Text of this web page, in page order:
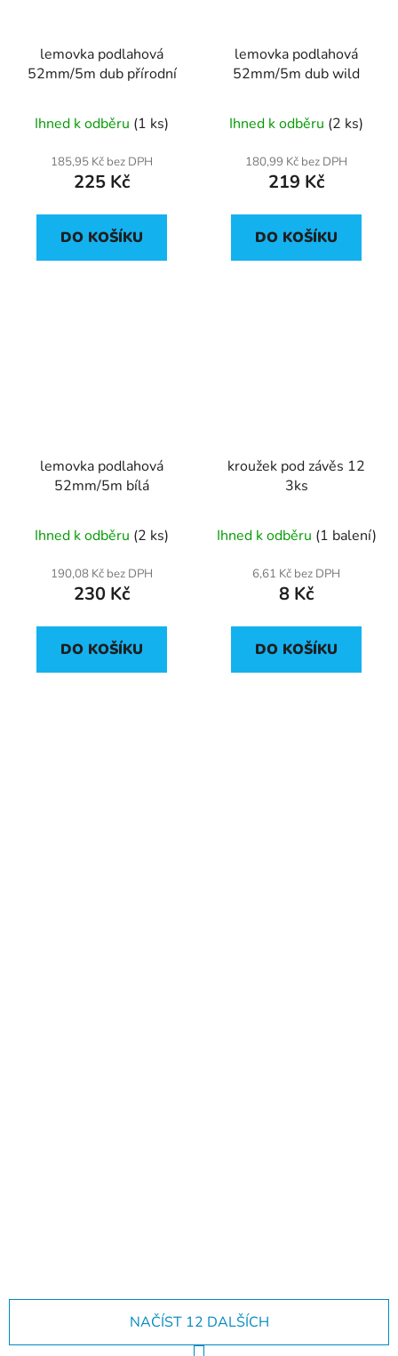
lemovka podlahová
52mm/5m dub přírodní
Ihned k odběru (1 ks)
185,95 Kč bez DPH
225 Kč
DO KOŠÍKU
lemovka podlahová
52mm/5m dub wild
Ihned k odběru (2 ks)
180,99 Kč bez DPH
219 Kč
DO KOŠÍKU
lemovka podlahová
52mm/5m bílá
Ihned k odběru (2 ks)
190,08 Kč bez DPH
230 Kč
DO KOŠÍKU
kroužek pod závěs 12
3ks
Ihned k odběru (1 balení)
6,61 Kč bez DPH
8 Kč
DO KOŠÍKU
NAČÍST 12 DALŠÍCH